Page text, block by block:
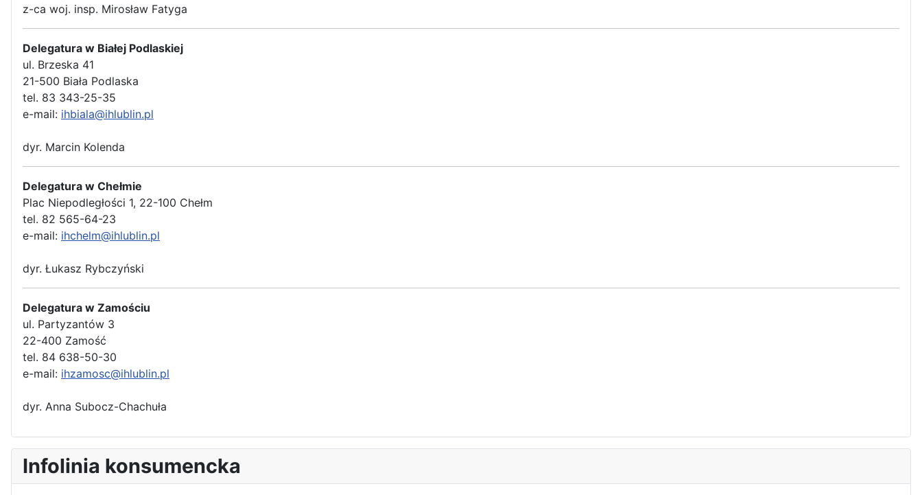
z-ca woj. insp. Mirosław Fatyga
Delegatura w Białej Podlaskiej
ul. Brzeska 41
21-500 Biała Podlaska
tel. 83 343-25-35
e-mail: ihbiala@ihlublin.pl
dyr. Marcin Kolenda
Delegatura w Chełmie
Plac Niepodległości 1, 22-100 Chełm
tel. 82 565-64-23
e-mail: ihchelm@ihlublin.pl
dyr. Łukasz Rybczyński
Delegatura w Zamościu
ul. Partyzantów 3
22-400 Zamość
tel. 84 638-50-30
e-mail: ihzamosc@ihlublin.pl
dyr. Anna Subocz-Chachuła
Infolinia konsumencka